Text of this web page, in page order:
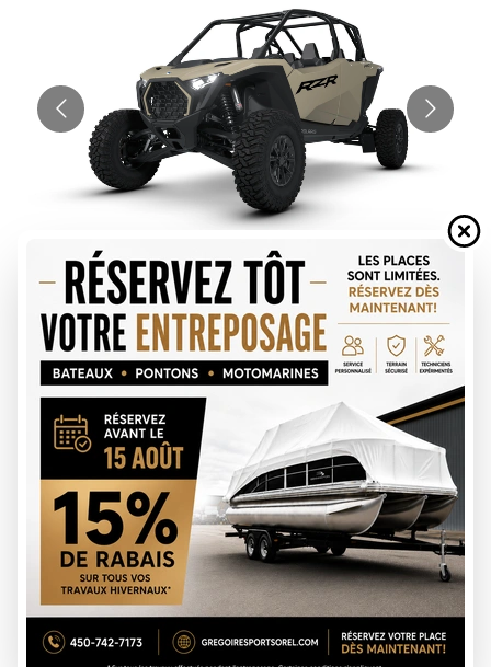
DEMANDE DE FINANCEMENT
ÉVALUATION DE VOTRE ÉCHANGE
Spécifications
Manufacturier:
Polaris
Modèle: RZR Pro S 4
Année 2026